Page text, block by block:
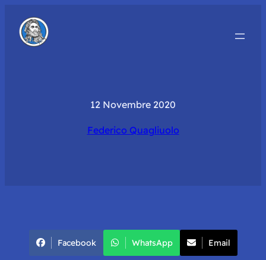
12 Novembre 2020
Federico Quagliuolo
Facebook WhatsApp Email